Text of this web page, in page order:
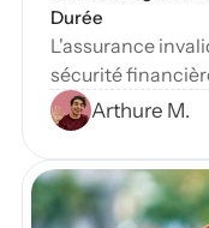
Durée
L'assurance
sécurité
Apprenez-en
essentiels.
Arthure M.
Blog